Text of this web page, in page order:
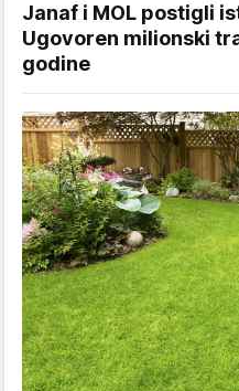
Janaf i MOL postigli
Ugovoren milionski
godine